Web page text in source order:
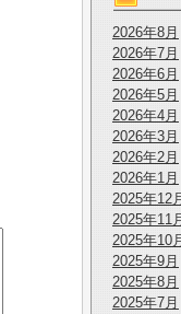
2026年8月
2026年7月
2026年6月
2026年5月
2026年4月
2026年3月
2026年2月
2026年1月
2025年12月
2025年11月
2025年10月
2025年9月
2025年8月
2025年7月